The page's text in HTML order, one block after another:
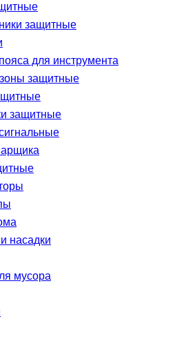
защитные
для инструмента
защитные
защитные
насадки
мусора